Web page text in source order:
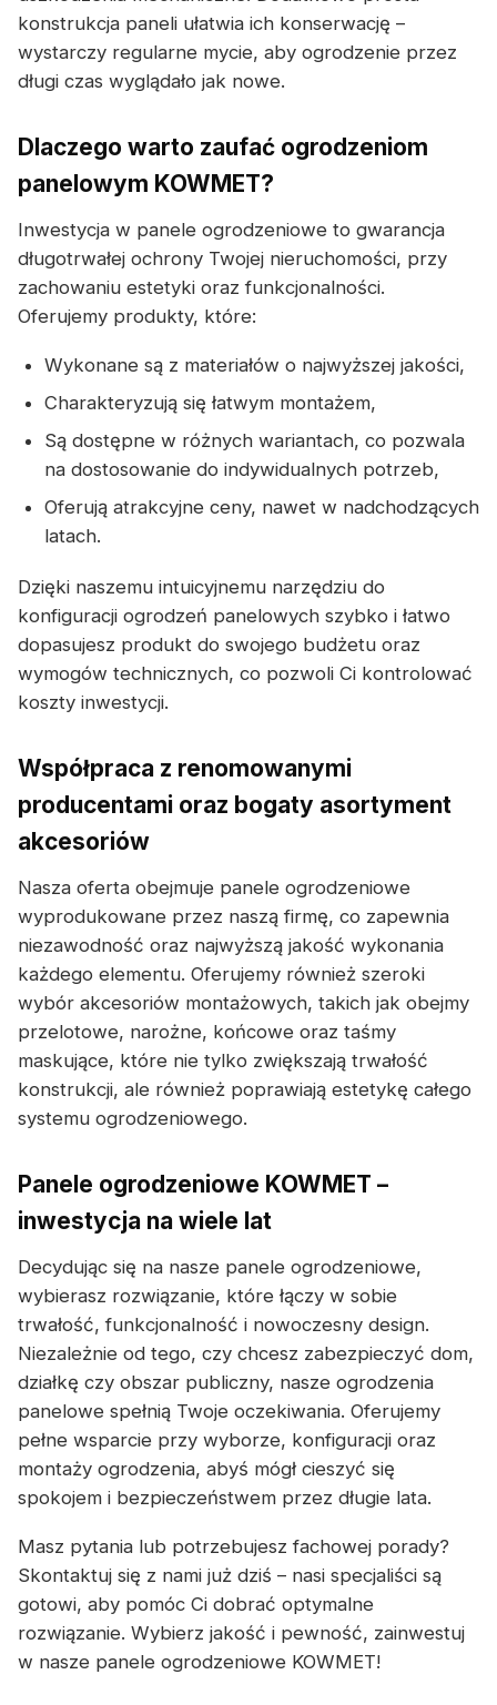
konstrukcja paneli ułatwia ich konserwację –
wystarczy regularne mycie, aby ogrodzenie przez
długi czas wyglądało jak nowe.
Dlaczego warto zaufać ogrodzeniom
panelowym KOWMET?
Inwestycja w panele ogrodzeniowe to gwarancja
długotrwałej ochrony Twojej nieruchomości, przy
zachowaniu estetyki oraz funkcjonalności.
Oferujemy produkty, które:
Wykonane są z materiałów o najwyższej jakości,
Charakteryzują się łatwym montażem,
Są dostępne w różnych wariantach, co pozwala
na dostosowanie do indywidualnych potrzeb,
Oferują atrakcyjne ceny, nawet w nadchodzących
latach.
Dzięki naszemu intuicyjnemu narzędziu do
konfiguracji ogrodzeń panelowych szybko i łatwo
dopasujesz produkt do swojego budżetu oraz
wymogów technicznych, co pozwoli Ci kontrolować
koszty inwestycji.
Współpraca z renomowanymi
producentami oraz bogaty asortyment
akcesoriów
Nasza oferta obejmuje panele ogrodzeniowe
wyprodukowane przez naszą firmę, co zapewnia
niezawodność oraz najwyższą jakość wykonania
każdego elementu. Oferujemy również szeroki
wybór akcesoriów montażowych, takich jak obejmy
przelotowe, narożne, końcowe oraz taśmy
maskujące, które nie tylko zwiększają trwałość
konstrukcji, ale również poprawiają estetykę całego
systemu ogrodzeniowego.
Panele ogrodzeniowe KOWMET –
inwestycja na wiele lat
Decydując się na nasze panele ogrodzeniowe,
wybierasz rozwiązanie, które łączy w sobie
trwałość, funkcjonalność i nowoczesny design.
Niezależnie od tego, czy chcesz zabezpieczyć dom,
działkę czy obszar publiczny, nasze ogrodzenia
panelowe spełnią Twoje oczekiwania. Oferujemy
pełne wsparcie przy wyborze, konfiguracji oraz
montaży ogrodzenia, abyś mógł cieszyć się
spokojem i bezpieczeństwem przez długie lata.
Masz pytania lub potrzebujesz fachowej porady?
Skontaktuj się z nami już dziś – nasi specjaliści są
gotowi, aby pomóc Ci dobrać optymalne
rozwiązanie. Wybierz jakość i pewność, zainwestuj
w nasze panele ogrodzeniowe KOWMET!